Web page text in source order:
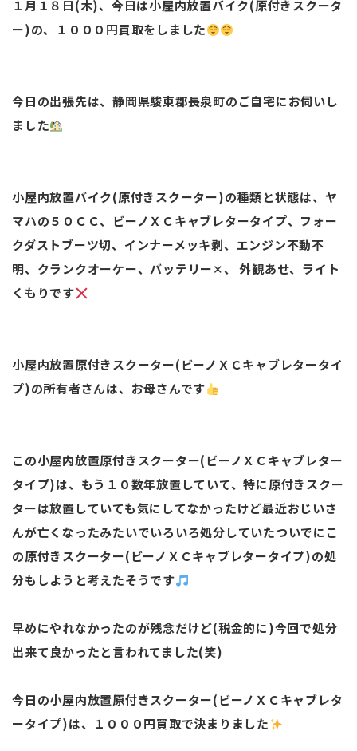
１月１８日(木)、今日は小屋内放置バイク(原付きスクータ
ー)の、１０００円買取をしました
今日の出張先は、静岡県駿東郡長泉町のご自宅にお伺いし
ました
小屋内放置バイク(原付きスクーター)の種類と状態は、ヤ
マハの５０ＣＣ、ビーノＸＣキャブレタータイプ、フォー
クダストブーツ切、インナーメッキ剥、エンジン不動不
明、クランクオーケー、バッテリー✕、 外観あせ、ライト
くもりです
小屋内放置原付きスクーター(ビーノＸＣキャブレタータイ
プ)の所有者さんは、お母さんです
この小屋内放置原付きスクーター(ビーノＸＣキャブレター
タイプ)は、もう１０数年放置していて、特に原付きスクー
ターは放置していても気にしてなかったけど最近おじいさ
んが亡くなったみたいでいろいろ処分していたついでにこ
の原付きスクーター(ビーノＸＣキャブレタータイプ)の処
分もしようと考えたそうです
早めにやれなかったのが残念だけど(税金的に)今回で処分
出来て良かったと言われてました(笑)
今日の小屋内放置原付きスクーター(ビーノＸＣキャブレタ
ータイプ)は、１０００円買取で決まりました